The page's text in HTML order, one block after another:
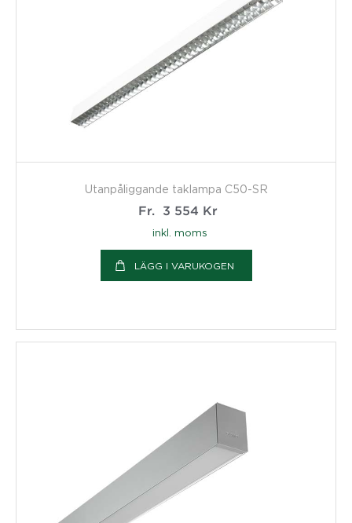
Utanpåliggande taklampa C50-SR
Fr.
3 554 Kr
inkl. moms
LÄGG I VARUKOGEN